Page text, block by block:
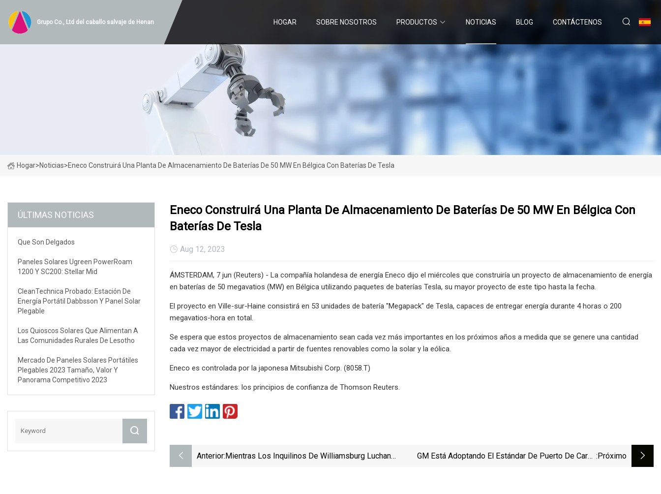
Grupo Co., Ltd del caballo salvaje de Henan HOGAR SOBRE NOSOTROS PRODUCTOS NOTICIAS BLOG CONTÁCTENOS
Hogar>Noticias>Eneco Construirá Una Planta De Almacenamiento De Baterías De 50 MW En Bélgica Con Baterías De Tesla
ÚLTIMAS NOTICIAS
Que Son Delgados
Paneles Solares Ugreen PowerRoam
1200 Y SC200: Stellar Mid
CleanTechnica Probado: Estación De
Energía Portátil Dabbsson Y Panel Solar
Plegable
Los Quioscos Solares Que Alimentan A
Las Comunidades Rurales De Lesotho
Mercado De Paneles Solares Portátiles
Plegables 2023 Tamaño, Valor Y
Panorama Competitivo 2023
Eneco Construirá Una Planta De Almacenamiento De Baterías De 50 MW En Bélgica Con
Baterías De Tesla
Aug 12, 2023
ÁMSTERDAM, 7 jun (Reuters) - La compañía holandesa de energía Eneco dijo el miércoles que construiría un proyecto de almacenamiento de energía
en baterías de 50 megavatios (MW) en Bélgica utilizando paquetes de baterías Tesla, su mayor proyecto de este tipo hasta la fecha.
El proyecto en Ville-sur-Haine consistirá en 53 unidades de batería "Megapack" de Tesla, capaces de entregar energía durante 4 horas o 200
megavatios-hora en total.
Se espera que estos proyectos de almacenamiento sean cada vez más importantes en los próximos años a medida que se genere una cantidad
cada vez mayor de electricidad a partir de fuentes renovables como la solar y la eólica.
Eneco es controlada por la japonesa Mitsubishi Corp. (8058.T)
Nuestros estándares: los principios de confianza de Thomson Reuters.
Anterior:Mientras Los Inquilinos De Williamsburg Luchan
GM Está Adoptando El Estándar De Puerto De Carga :próximo